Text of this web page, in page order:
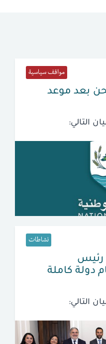
مواقف سياسية
بعد موعد
التالي:
نشاطات
رئيس
دولة كاملة
التالي: